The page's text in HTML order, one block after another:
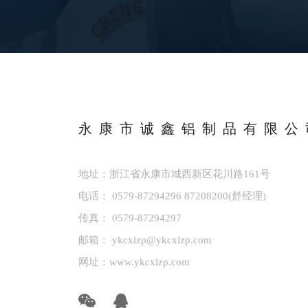
永康市诚鑫铝制品有限
地址：浙江省永康市城西新区花川路161号
电话：0579-87294296 87208200(舒经理)
传真： 0579-87294297
邮箱：
ykcxlzp@ykcxlzp.com
网址：www.ykcxlzp.com